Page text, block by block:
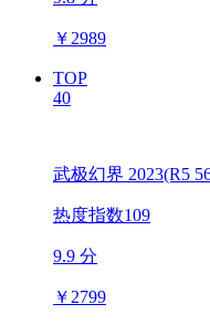
￥ 2989
TOP
40
武极幻界 2023(R5
热度指数109
9.9 分
￥ 2799